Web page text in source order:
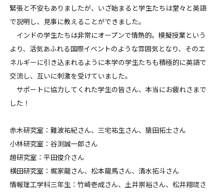
緊張と不安もありましたが、いざ始まると学生たちは堂々と英語
で説明し、見事に教えることができました。
インドの学生たちは非常にオープンで情熱的。模擬授業という
より、活気あふれる国際イベントのような雰囲気となり、そのエ
ネルギーに引き込まれるように本学の学生たちも積極的に英語で
交流し、互いに刺激を受けていました。
サポートに協力してくれた学生の皆さん、本当にお疲れさまで
した！
赤木研究室：難波祐紀さん、三宅祐生さん、猿田拓士さん
小林研究室：谷渕誠一郎さん
趙研究室：平田俊介さん
横田研究室：梶家龍さん、松本龍馬さん、清水拓斗さん
情報理工学科三年生：竹崎壱成さん、土井崇裕さん、松井翔琉さ